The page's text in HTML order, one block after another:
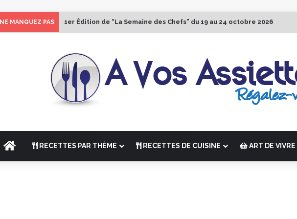
NE MANQUEZ PAS 1er Édition de “La Semaine des Chefs” du 19 au 24 octobre 2026
ACCUEILRECETTES PAR THÈME RECETTES DE CUISINE ART DE VIVRE